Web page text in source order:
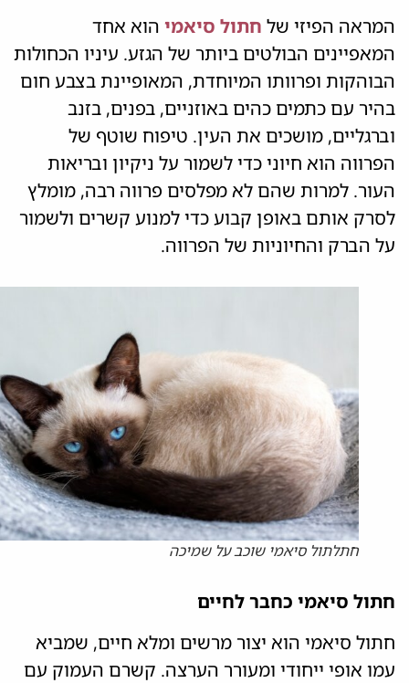
המראה הפיזי של חתול סיאמי הוא אחד
המאפיינים הבולטים ביותר של הגזע. עיניו הכחולות
הבוהקות ופרוותו המיוחדת, המאופיינת בצבע חום
בהיר עם כתמים כהים באוזניים, בפנים, בזנב
וברגליים, מושכים את העין. טיפוח שוטף של
הפרווה הוא חיוני כדי לשמור על ניקיון ובריאות
העור. למרות שהם לא מפלסים פרווה רבה, מומלץ
לסרק אותם באופן קבוע כדי למנוע קשרים ולשמור
על הברק והחיוניות של הפרווה.
חתלתול סיאמי שוכב על שמיכה
חתול סיאמי כחבר לחיים
חתול סיאמי הוא יצור מרשים ומלא חיים, שמביא
עמו אופי ייחודי ומעורר הערצה. קשרם העמוק עם